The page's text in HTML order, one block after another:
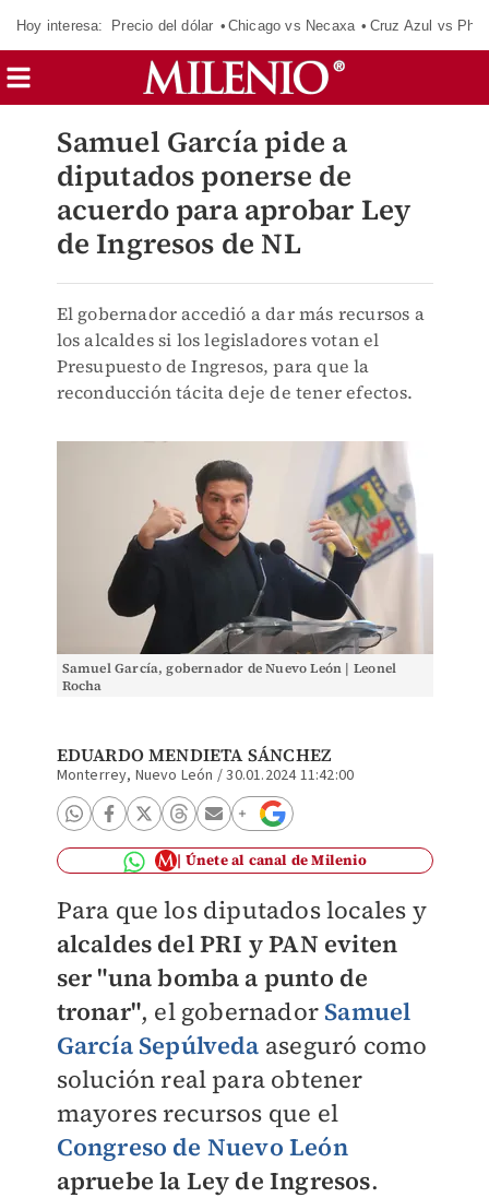
Hoy interesa: Precio del dólar Chicago vs Necaxa Cruz Azul vs
Samuel García pide a
diputados ponerse de
acuerdo para aprobar Ley
de Ingresos de NL
El gobernador accedió a dar más recursos a
los alcaldes si los legisladores votan el
Presupuesto de Ingresos, para que la
reconducción tácita deje de tener efectos.
Samuel García, gobernador de Nuevo León | Leonel
Rocha
EDUARDO MENDIETA SÁNCHEZ
Monterrey, Nuevo León /30.01.2024 11:42:00
Únete al canal de Milenio
Para que los diputados locales y
alcaldes del PRI y PAN eviten
ser "una bomba a punto de
tronar", el gobernador Samuel
García Sepúlveda aseguró como
solución real para obtener
mayores recursos que el
Congreso de Nuevo León
apruebe la Ley de Ingresos.